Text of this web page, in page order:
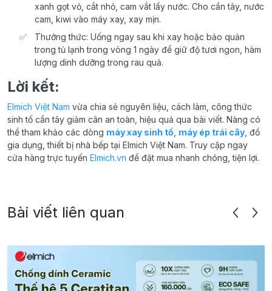
xanh gọt vỏ, cắt nhỏ, cam vắt lấy nước. Cho cần tây, nước
cam, kiwi vào máy xay, xay mịn.
Thưởng thức: Uống ngay sau khi xay hoặc bảo quản
trong tủ lạnh trong vòng 1 ngày để giữ độ tươi ngon, hàm
lượng dinh dưỡng trong rau quả.
Lời kết:
Elmich Việt Nam vừa chia sẻ nguyên liệu, cách làm, công thức
sinh tố cần tây giảm cân an toàn, hiệu quả qua bài viết. Nàng có
thể tham khảo các dòng máy xay sinh tố máy ép trái cây , đồ
gia dụng, thiết bị nhà bếp tại Elmich Việt Nam. Truy cập ngay
cửa hàng trực tuyến Elmich.vn để đặt mua nhanh chóng, tiện lợi.
Bài viết liên quan